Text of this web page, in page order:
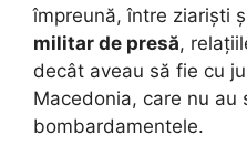
împreună, între ziariști
militar de presă,
decât aveau să fie cu
Macedonia, care nu au
bombardamentele.